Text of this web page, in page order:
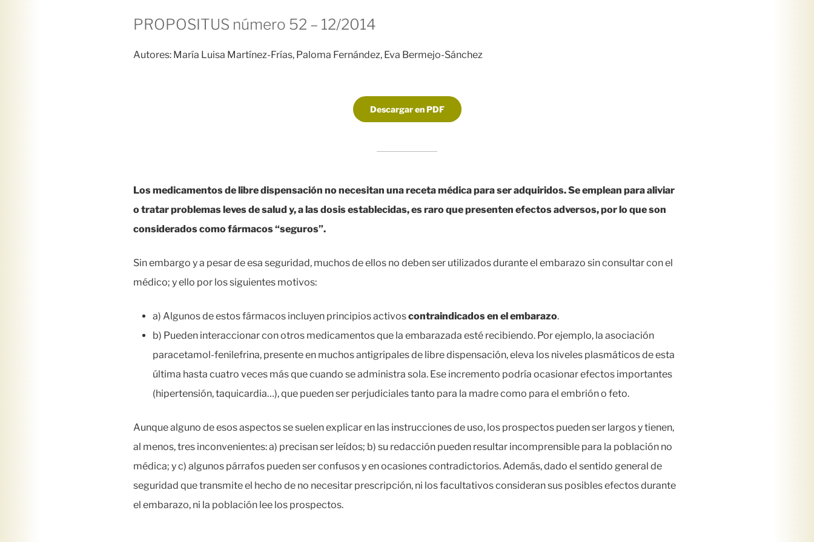
PROPOSITUS número 52 – 12/2014
Autores: María Luisa Martínez-Frías, Paloma Fernández, Eva Bermejo-Sánchez
Descargar en PDF
Los medicamentos de libre dispensación no necesitan una receta médica para ser adquiridos. Se emplean para aliviar
o tratar problemas leves de salud y, a las dosis establecidas, es raro que presenten efectos adversos, por lo que son
considerados como fármacos “seguros”.
Sin embargo y a pesar de esa seguridad, muchos de ellos no deben ser utilizados durante el embarazo sin consultar con el
médico; y ello por los siguientes motivos:
a) Algunos de estos fármacos incluyen principios activoscontraindicados en el embarazo.
b) Pueden interaccionar con otros medicamentos que la embarazada esté recibiendo. Por ejemplo, la asociación
paracetamol-fenilefrina, presente en muchos antigripales de libre dispensación, eleva los niveles plasmáticos de esta
última hasta cuatro veces más que cuando se administra sola. Ese incremento podría ocasionar efectos importantes
(hipertensión, taquicardia…), que pueden ser perjudiciales tanto para la madre como para el embrión o feto.
Aunque alguno de esos aspectos se suelen explicar en las instrucciones de uso, los prospectos pueden ser largos y tienen,
al menos, tres inconvenientes: a) precisan ser leídos; b) su redacción pueden resultar incomprensible para la población no
médica; y c) algunos párrafos pueden ser confusos y en ocasiones contradictorios. Además, dado el sentido general de
seguridad que transmite el hecho de no necesitar prescripción, ni los facultativos consideran sus posibles efectos durante
el embarazo, ni la población lee los prospectos.